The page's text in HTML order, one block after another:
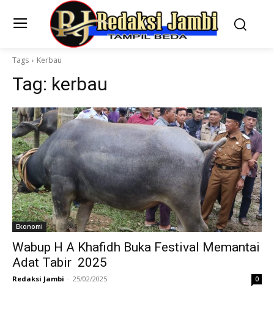
Tags Kerbau
Tag: kerbau
Ekonomi
Wabup H A Khafidh Buka Festival Memantai
Adat Tabir 2025
Redaksi Jambi - 25/02/2025 0